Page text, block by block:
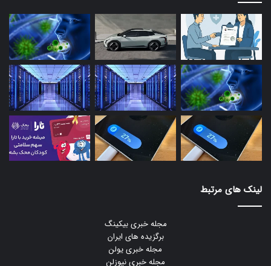
لینک های مرتبط
مجله خبری بیکینگ
برگزیده های ایران
مجله خبری یولن
مجله خبری نیوزلن